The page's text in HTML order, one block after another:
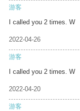
游客
I called you 2 times. W
2022-04-26
游客
I called you 2 times. W
2022-04-20
游客